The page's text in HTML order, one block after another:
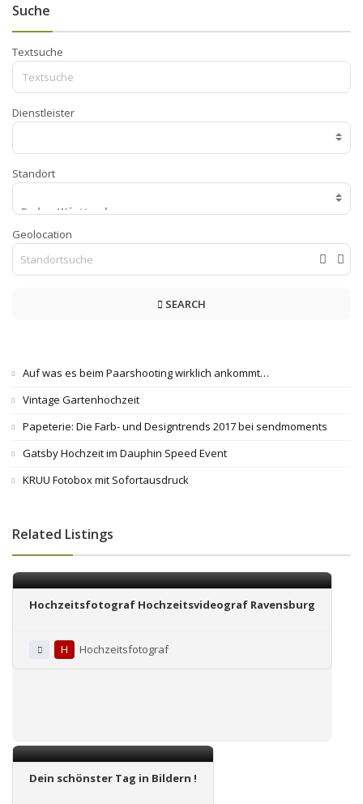
Suche
Textsuche
Dienstleister
Standort
Geolocation
SEARCH
Auf was es beim Paarshooting wirklich ankommt…
Vintage Gartenhochzeit
Papeterie: Die Farb- und Designtrends 2017 bei sendmoments
Gatsby Hochzeit im Dauphin Speed Event
KRUU Fotobox mit Sofortausdruck
Related Listings
Hochzeitsfotograf Hochzeitsvideograf Ravensburg
H Hochzeitsfotograf
Dein schönster Tag in Bildern !